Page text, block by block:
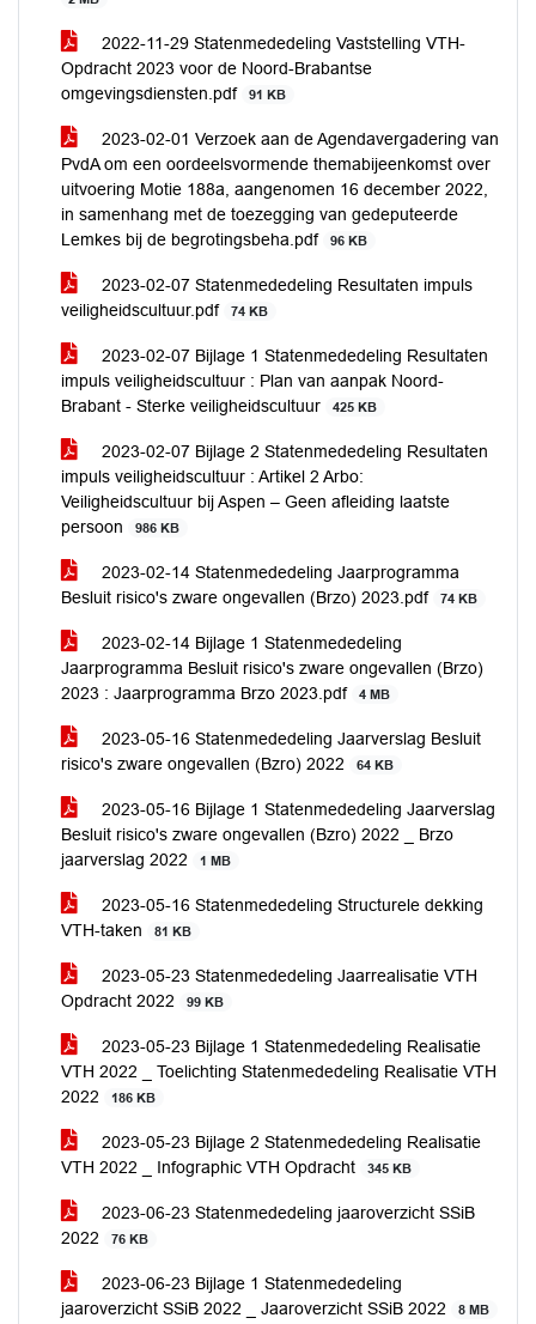
2022-11-29 Statenmededeling Vaststelling VTH-
Opdracht 2023 voor de Noord-Brabantse
omgevingsdiensten.pdf
91 KB
2023-02-01 Verzoek aan de Agendavergadering van
PvdA om een oordeelsvormende themabijeenkomst over
uitvoering Motie 188a, aangenomen 16 december 2022,
in samenhang met de toezegging van gedeputeerde
Lemkes bij de begrotingsbeha.pdf
96 KB
2023-02-07 Statenmededeling Resultaten impuls
veiligheidscultuur.pdf
74 KB
2023-02-07 Bijlage 1 Statenmededeling Resultaten
impuls veiligheidscultuur : Plan van aanpak Noord-
Brabant - Sterke veiligheidscultuur
425 KB
2023-02-07 Bijlage 2 Statenmededeling Resultaten
impuls veiligheidscultuur : Artikel 2 Arbo:
Veiligheidscultuur bij Aspen – Geen afleiding laatste
persoon
986 KB
2023-02-14 Statenmededeling Jaarprogramma
Besluit risico's zware ongevallen (Brzo) 2023.pdf
74 KB
2023-02-14 Bijlage 1 Statenmededeling
Jaarprogramma Besluit risico's zware ongevallen (Brzo)
2023 : Jaarprogramma Brzo 2023.pdf
4 MB
2023-05-16 Statenmededeling Jaarverslag Besluit
risico's zware ongevallen (Bzro) 2022
64 KB
2023-05-16 Bijlage 1 Statenmededeling Jaarverslag
Besluit risico's zware ongevallen (Bzro) 2022 _ Brzo
jaarverslag 2022
1 MB
2023-05-16 Statenmededeling Structurele dekking
VTH-taken
81 KB
2023-05-23 Statenmededeling Jaarrealisatie VTH
Opdracht 2022
99 KB
2023-05-23 Bijlage 1 Statenmededeling Realisatie
VTH 2022 _ Toelichting Statenmededeling Realisatie VTH
2022
186 KB
2023-05-23 Bijlage 2 Statenmededeling Realisatie
VTH 2022 _ Infographic VTH Opdracht
345 KB
2023-06-23 Statenmededeling jaaroverzicht SSiB
2022
76 KB
2023-06-23 Bijlage 1 Statenmededeling
jaaroverzicht SSiB 2022 _ Jaaroverzicht SSiB 2022
8 MB